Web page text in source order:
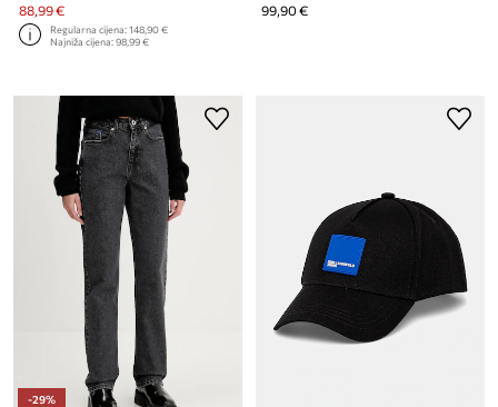
88,99 €
Regularna cijena:148,90 €
Najniža cijena:98,99 €
99,90 €
-29%